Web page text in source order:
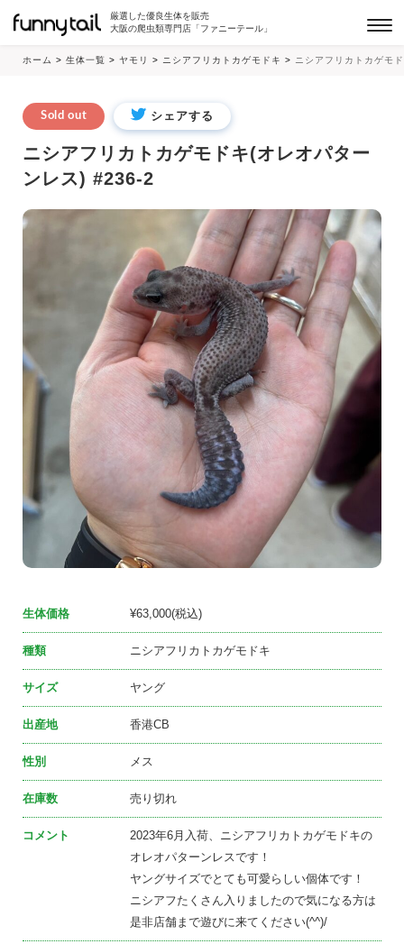
厳選した優良生体を販売
大阪の爬虫類専門店「ファニーテール」
ホーム > 生体一覧 > ヤモリ > ニシアフリカトカゲモドキ > ニシアフリカトカゲモ
Sold out シェアする
ニシアフリカトカゲモドキ(オレオパター
ンレス) #236-2
生体価格 ¥63,000(税込)
種類 ニシアフリカトカゲモドキ
サイズ ヤング
出産地 香港CB
性別 メス
在庫数 売り切れ
コメント
2023年6月入荷、ニシアフリカトカゲモドキの
オレオパターンレスです！
ヤングサイズでとても可愛らしい個体です！
ニシアフたくさん入りましたので気になる方は
是非店舗まで遊びに来てください(^^)/